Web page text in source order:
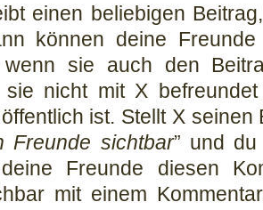
einen beliebigen
können deine
wenn sie auch den
sie nicht mit X
ist. Stellt X seinen
Freunde sichtbar” und
Freunde diesen
mit einem